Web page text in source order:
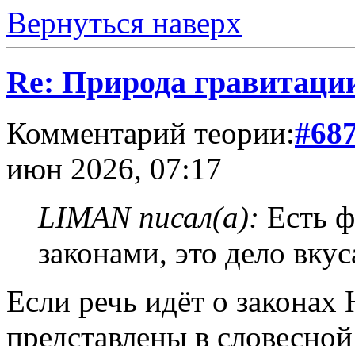
Вернуться наверх
Re: Природа
Комментарий теории:
июн 2026, 07:17
LIMAN писал(а): Есть
законами, это дело
Если речь идёт о
представлены в